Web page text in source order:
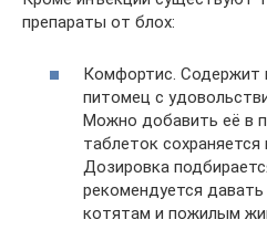
препараты от блох:
Комфортис. Содержит
питомец с
Можно добавить её в
таблеток
Дозировка
рекомендуется
котятам и пожилым